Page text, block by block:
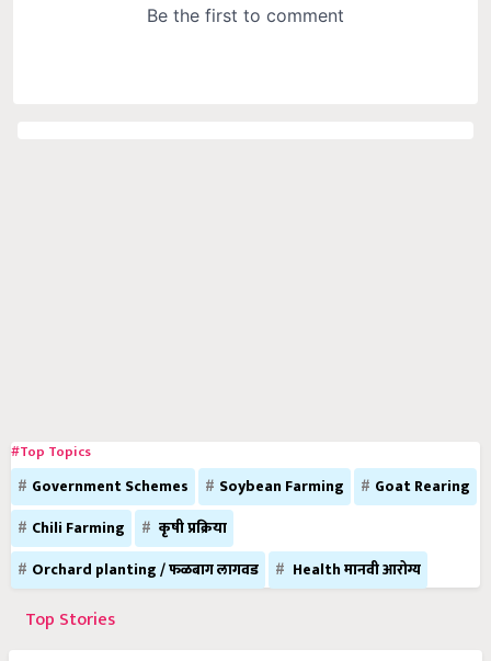
#Top Topics
Government Schemes Soybean Farming
Goat Rearing
Chili Farming
कृषी प्रक्रिया
Orchard planting / फळबाग लागवड
Health मानवी आरोग्य
Top Stories